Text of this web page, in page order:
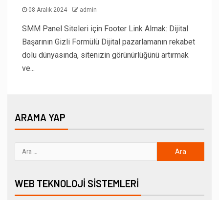
08 Aralık 2024 admin
SMM Panel Siteleri için Footer Link Almak: Dijital
Başarının Gizli Formülü Dijital pazarlamanın rekabet
dolu dünyasında, sitenizin görünürlüğünü artırmak
ve...
ARAMA YAP
WEB TEKNOLOJI SISTEMLERI